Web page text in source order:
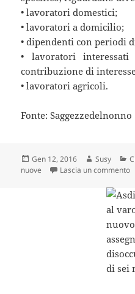
• lavoratori domestici;
• lavoratori a domicilio;
• dipendenti con periodi
• lavoratori
contribuzione di
• lavoratori agricoli.
Fonte: Saggezzedelnonno
Scritto
il
Gen 12, 2016 Autore
Susy
nuove
Lascia un commento